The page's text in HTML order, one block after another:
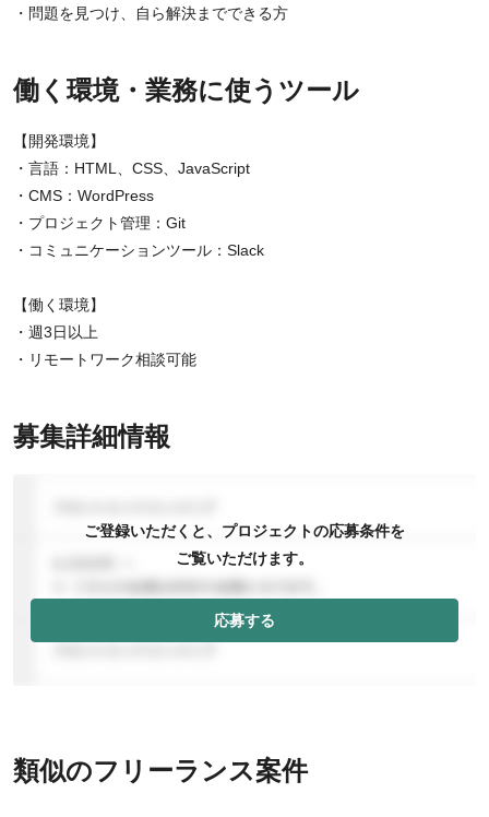
・問題を見つけ、自ら解決までできる方
働く環境・業務に使うツール
【開発環境】
・言語：HTML、CSS、JavaScript
・CMS：WordPress
・プロジェクト管理：Git
・コミュニケーションツール：Slack
【働く環境】
・週3日以上
・リモートワーク相談可能
募集詳細情報
ご登録いただくと、プロジェクトの応募条件を
ご覧いただけます。
応募する
類似のフリーランス案件